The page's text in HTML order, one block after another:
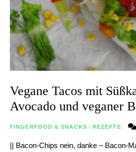
Vegane Tacos mit
Avocado und veganer
FINGERFOOD & SNACKS / REZEPTE
|| Bacon-Chips nein, danke – Bacon-